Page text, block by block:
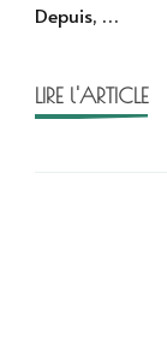
Depuis, …
LIRE l'ARTICLE